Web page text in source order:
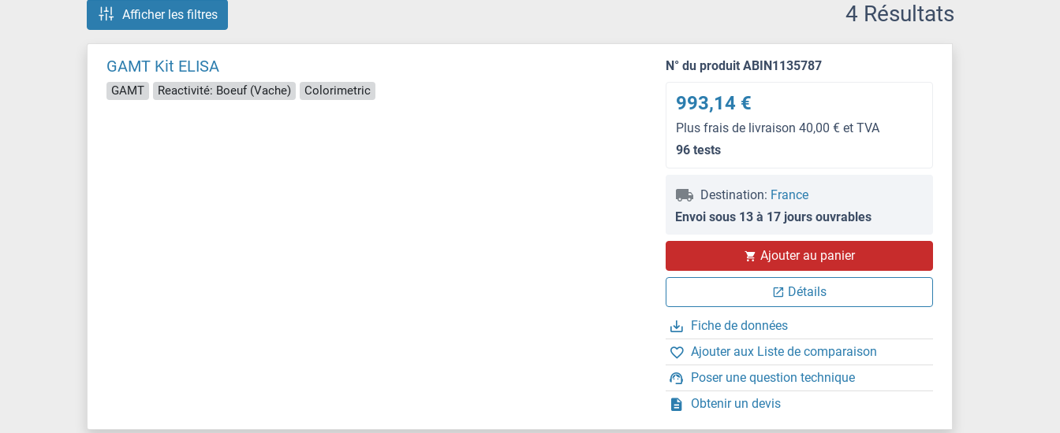
Afficher les filtres 4 Résultats
GAMT Kit ELISA
GAMT Reactivité: Boeuf (Vache) Colorimetric
N° du produit ABIN1135787
993,14 €
Plus frais de livraison 40,00 € et TVA
96 tests
Destination: France
Envoi sous 13 à 17 jours ouvrables
Ajouter au panier
Détails
Fiche de données
Ajouter aux Liste de comparaison
Poser une question technique
Obtenir un devis